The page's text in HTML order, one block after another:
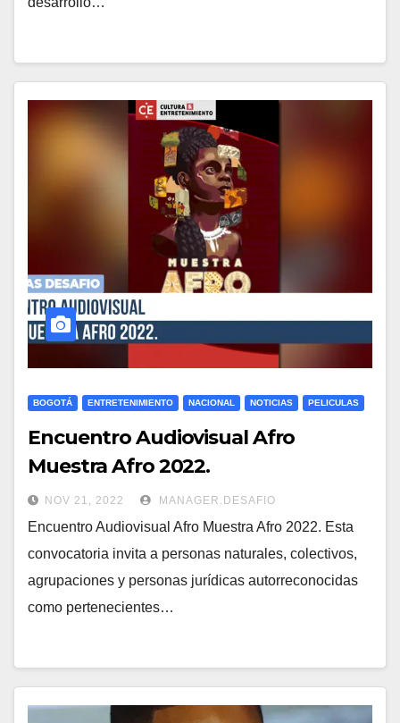
BOGOTÁ ENTRETENIMIENTO NACIONAL NOTICIAS PELICULAS
Encuentro Audiovisual Afro
Muestra Afro 2022.
NOV 21, 2022 MANAGER.DESAFIO
Encuentro Audiovisual Afro Muestra Afro 2022. Esta
convocatoria invita a personas naturales, colectivos,
agrupaciones y personas jurídicas autorreconocidas
como pertenecientes…